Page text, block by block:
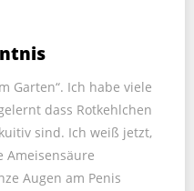
Garten“. Ich habe viele
dass Rotkehlchen
sind. Ich weiß jetzt,
Ameisensäure
Augen am Penis